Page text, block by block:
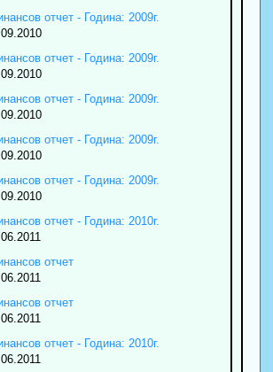
отчет - Година: 2009г.
отчет - Година: 2009г.
отчет - Година: 2009г.
отчет - Година: 2009г.
отчет - Година: 2009г.
отчет - Година: 2010г.
отчет
отчет
отчет - Година: 2010г.